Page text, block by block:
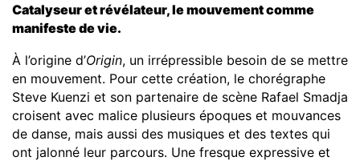
Catalyseur et révélateur, le mouvement comme
manifeste de vie.
À l’origine d’Origin, un irrépressible besoin de se mettre
en mouvement. Pour cette création, le chorégraphe
Steve Kuenzi et son partenaire de scène Rafael Smadja
croisent avec malice plusieurs époques et mouvances
de danse, mais aussi des musiques et des textes qui
ont jalonné leur parcours. Une fresque expressive et